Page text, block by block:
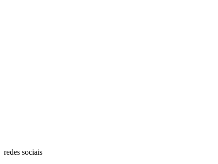
redes sociais